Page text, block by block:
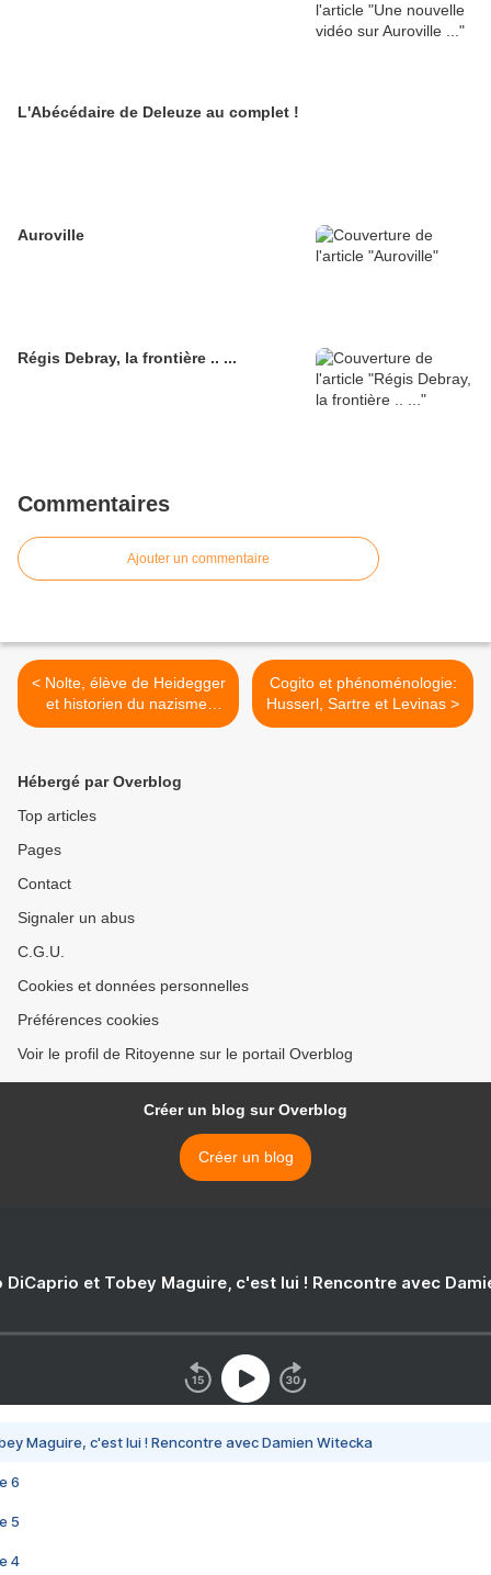
L'Abécédaire de Deleuze au complet !
Auroville
Régis Debray, la frontière .. ...
Commentaires
Ajouter un commentaire
< Nolte, élève de Heidegger
et historien du nazisme:
entretien
Cogito et phénoménologie:
Husserl, Sartre et Levinas >
Hébergé par Overblog
Top articles
Pages
Contact
Signaler un abus
C.G.U.
Cookies et données personnelles
Préférences cookies
Voir le profil de Ritoyenne sur le portail Overblog
Créer un blog sur Overblog
Créer un blog
DiCaprio et Tobey Maguire, c'est lui ! Rencontre avec
Maguire, c'est lui ! Rencontre avec Damien Witecka
6
5
4